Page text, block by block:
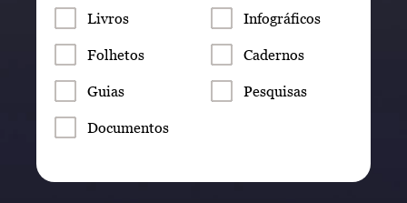
Livros Infográficos
Folhetos Cadernos
Guias Pesquisas
Documentos